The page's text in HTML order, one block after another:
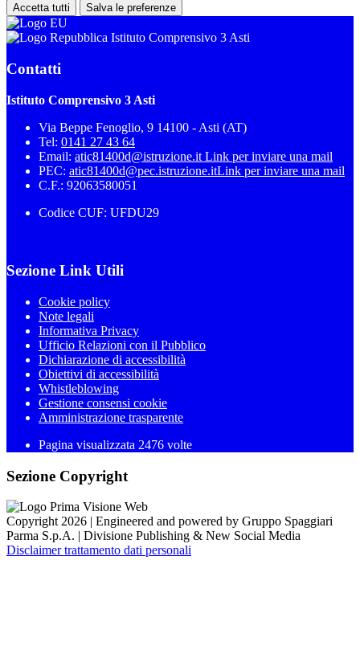
Accetta tutti Salva le preferenze
Istituto Comprensivo 3 Asti
Contatti
Istituto Comprensivo 3 Asti
Via Beppe Fenoglio, 9 14100 - Asti (AT)
Tel: 0141 27 43 64
Email: atic81400d@istruzione.it Link per inviare una mail
PEC: atic81400d@pec.istruzione.itLink per inviare una mail
C.F.: 92063580051
Codice CUF: UFDU29
Sezione Link Utili
Cookie policy
Note legali
Informativa Privacy
Ufficio Relazioni con il Pubblico
Dichiarazione di accessibilità
Obiettivi di accessibilità
Whistleblowing
Gestione consensi cookie
Amministrazione trasparente
Pagina visualizzata 2476 volte
Sezione Copyright
Copyright 2026 | Engineered and powered by Gruppo Spaggiari
Parma S.p.A. | Divisione Publishing & New Social Media
Disclaimer trattamento dati personali